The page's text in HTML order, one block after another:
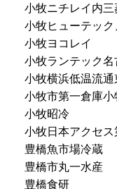
小牧ニチレイ内
小牧ヒューテッ
小牧ヨコレイ
小牧ランテック名
小牧横浜低温流
小牧市第一倉庫小
小牧昭冷
小牧日本アクセ
豊橋魚市場冷蔵
豊橋市丸一水産
豊橋食研